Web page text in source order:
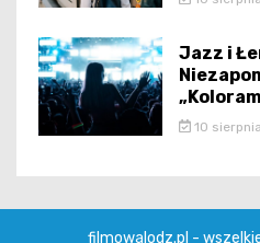
Jazz i
10
filmowalodz.pl -